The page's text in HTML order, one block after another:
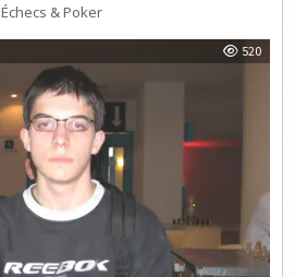
Échecs & Poker
520